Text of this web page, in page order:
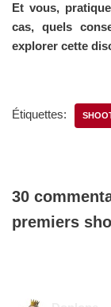
Et vous,
cas, quels
explorer cette
Étiquettes:
30
premiers